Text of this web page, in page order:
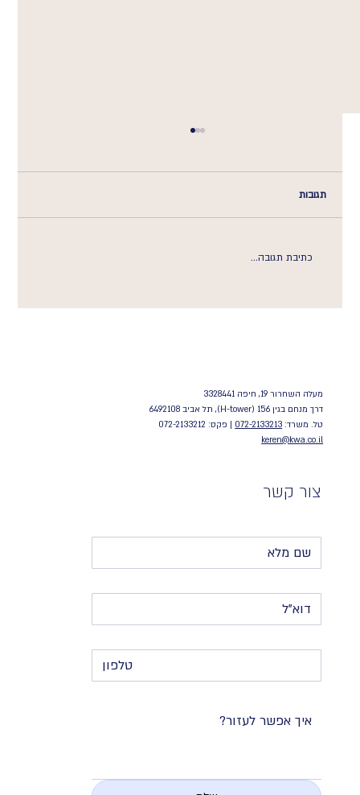
תגובות
כתיבת תגובה...
מעלה השחרור 19, חיפה 3328441
דרך מנחם בגין 156 (H-tower), תל אביב 6492108
טל. משרד: 072-2133213 | פקס: 072-2133212
keren@kwa.co.il
צור קשר